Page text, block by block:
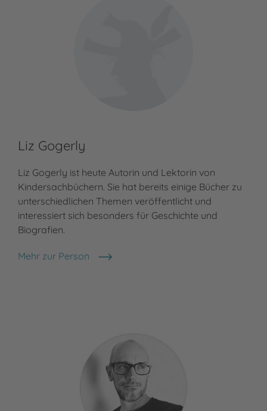
Liz Gogerly
Liz Gogerly ist heute Autorin und Lektorin von
Kindersachbüchern. Sie hat bereits einige Bücher zu
unterschiedlichen Themen veröffentlicht und
interessiert sich besonders für Geschichte und
Biografien.
Mehr zur Person
Liz Gogerly